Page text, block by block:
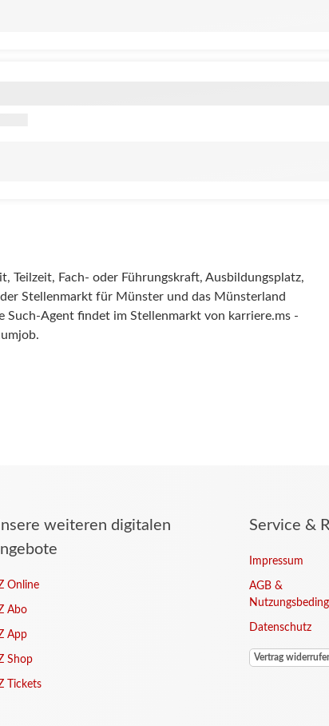
Teilzeit, Fach- oder Führungskraft, Ausbildungsplatz,
Stellenmarkt für Münster und das Münsterland
Such-Agent findet im Stellenmarkt von karriere.ms -
weiteren digitalen
Online
Abo
App
Shop
Tickets
Service &
Impressum
AGB &
Datenschutz
Vertrag